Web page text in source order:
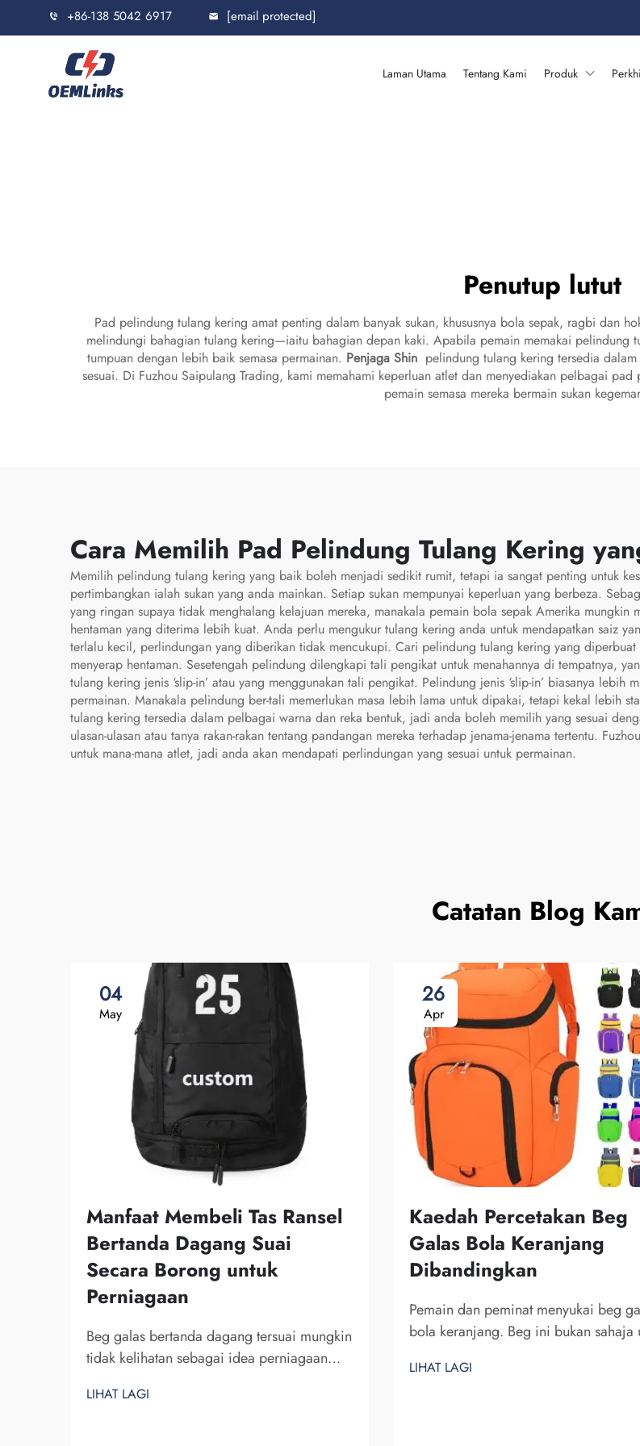
+86-138 5042 6917 [email protected]
Laman Utama Tentang Kami Produk
Penutup lutut
Pad pelindung tulang kering amat penting dalam banyak sukan, khususnya bola sepak, ragbi dan
melindungi bahagian tulang kering—iaitu bahagian depan kaki. Apabila pemain memakai pelindung
tumpuan dengan lebih baik semasa permainan. Penjaga Shin pelindung tulang kering tersedia
sesuai. Di Fuzhou Saipulang Trading, kami memahami keperluan atlet dan menyediakan pelbagai
pemain semasa mereka bermain sukan
Cara Memilih Pad Pelindung Tulang Kering
Memilih pelindung tulang kering yang baik boleh menjadi sedikit rumit, tetapi ia sangat penting untuk
pertimbangkan ialah sukan yang anda mainkan. Setiap sukan mempunyai keperluan yang berbeza.
yang ringan supaya tidak menghalang kelajuan mereka, manakala pemain bola sepak Amerika
hentaman yang diterima lebih kuat. Anda perlu mengukur tulang kering anda untuk mendapatkan saiz
terlalu kecil, perlindungan yang diberikan tidak mencukupi. Cari pelindung tulang kering yang
menyerap hentaman. Sesetengah pelindung dilengkapi tali pengikat untuk menahannya di tempatnya,
tulang kering jenis ‘slip-in’ atau yang menggunakan tali pengikat. Pelindung jenis ‘slip-in’ biasanya
permainan. Manakala pelindung ber-tali memerlukan masa lebih lama untuk dipakai, tetapi kekal lebih
tulang kering tersedia dalam pelbagai warna dan reka bentuk, jadi anda boleh memilih yang sesuai
ulasan-ulasan atau tanya rakan-rakan tentang pandangan mereka terhadap jenama-jenama tertentu.
untuk mana-mana atlet, jadi anda akan mendapati perlindungan yang sesuai untuk permainan.
Catatan Blog
04
May
Manfaat Membeli Tas Ransel
Bertanda Dagang Suai
Secara Borong untuk
Perniagaan
Beg galas bertanda dagang tersuai mungkin
tidak kelihatan sebagai idea perniagaan
anda menonjol di kalangan pesaing.
LIHAT LAGI
26
Apr
Kaedah Percetakan Beg
Galas Bola Keranjang
Dibandingkan
Pemain dan peminat menyukai beg
bola keranjang. Beg ini bukan sahaja
juga untuk mempamerkan semangat
LIHAT LAGI